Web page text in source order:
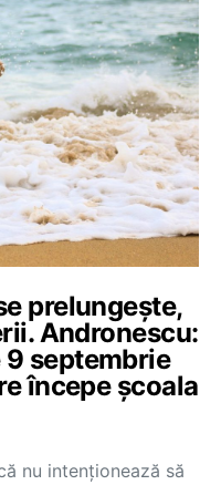
prelungește,
Andronescu:
9 septembrie
începe școala
nu intenționează să